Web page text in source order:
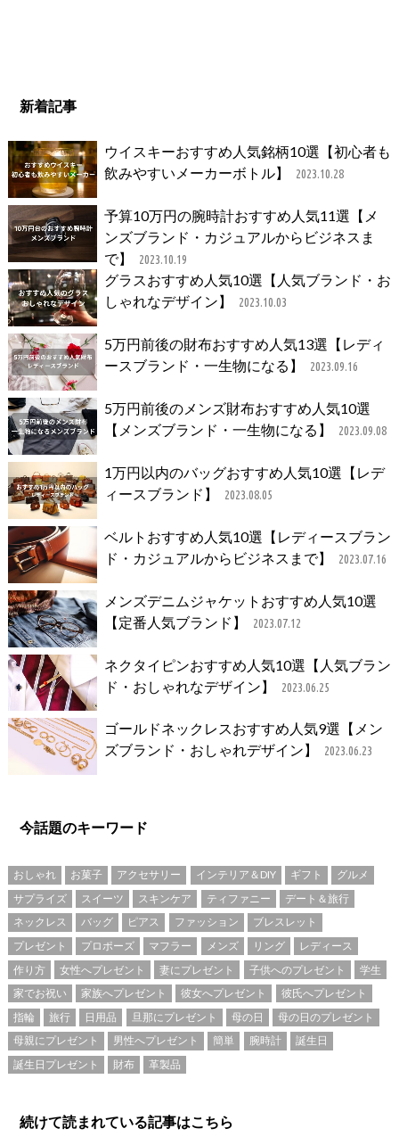
新着記事
ウイスキーおすすめ人気銘柄10選【初心者も
飲みやすいメーカーボトル】
2023.10.28
予算10万円の腕時計おすすめ人気11選【メ
ンズブランド・カジュアルからビジネスま
で】
2023.10.19
グラスおすすめ人気10選【人気ブランド・お
しゃれなデザイン】
2023.10.03
5万円前後の財布おすすめ人気13選【レディ
ースブランド・一生物になる】
2023.09.16
5万円前後のメンズ財布おすすめ人気10選
【メンズブランド・一生物になる】
2023.09.08
1万円以内のバッグおすすめ人気10選【レデ
ィースブランド】
2023.08.05
ベルトおすすめ人気10選【レディースブラン
ド・カジュアルからビジネスまで】
2023.07.16
メンズデニムジャケットおすすめ人気10選
【定番人気ブランド】
2023.07.12
ネクタイピンおすすめ人気10選【人気ブラン
ド・おしゃれなデザイン】
2023.06.25
ゴールドネックレスおすすめ人気9選【メン
ズブランド・おしゃれデザイン】
2023.06.23
今話題のキーワード
おしゃれ お菓子 アクセサリー インテリア＆DIY ギフト
グルメ
サプライズ
スイーツ スキンケア ティファニー
デート＆旅行
ネックレス
バッグ ピアス ファッション
ブレスレット
プレゼント
プロポーズ マフラー メンズ リング
レディース
作り方
女性へプレゼント 妻にプレゼント 子供へのプレゼント
学生
家でお祝い
家族へプレゼント 彼女へプレゼント
彼氏へプレゼント
指輪
旅行 日用品 旦那にプレゼント 母の日
母の日のプレゼント
母親にプレゼント
男性へプレゼント 簡単 腕時計
誕生日
誕生日プレゼント
財布 革製品
続けて読まれている記事はこちら